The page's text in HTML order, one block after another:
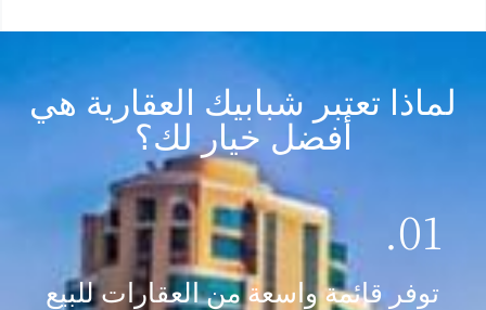
لماذا تعتبر شبابيك العقارية هي
أفضل خيار لك؟
01.
توفر قائمة واسعة من العقارات للبيع